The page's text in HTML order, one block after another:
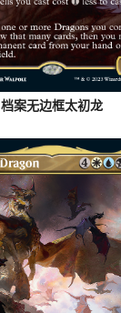
档案无边框太初龙